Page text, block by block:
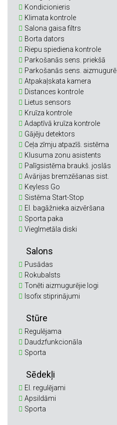
Kondicionieris
Klimata kontrole
Salona gaisa filtrs
Borta dators
Riepu spiediena kontrole
Parkošanās sens. priekšā
Parkošanās sens. aizmugurē
Atpakaļskata kamera
Distances kontrole
Lietus sensors
Kruīza kontrole
Adaptīvā kruīza kontrole
Gājēju detektors
Ceļa zīmju atpazīš. sistēma
Klusuma zonu asistents
Palīgsistēma braukš. joslās
Avārijas bremzēšanas sist.
Keyless Go
Sistēma Start-Stop
El. bagāžnieka aizvēršana
Sporta paka
Vieglmetāla diski
Salons
Pusādas
Rokubalsts
Tonēti aizmugurējie logi
Isofix stiprinājumi
Stūre
Regulējama
Daudzfunkcionāla
Sporta
Sēdekļi
El. regulējami
Apsildāmi
Sporta